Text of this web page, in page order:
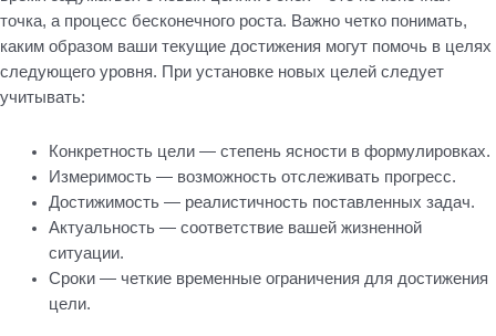
точка, а процесс бесконечного роста. Важно четко понимать,
каким образом ваши текущие достижения могут помочь в целях
следующего уровня. При установке новых целей следует
учитывать:
Конкретность цели — степень ясности в формулировках.
Измеримость — возможность отслеживать прогресс.
Достижимость — реалистичность поставленных задач.
Актуальность — соответствие вашей жизненной
ситуации.
Сроки — четкие временные ограничения для достижения
цели.